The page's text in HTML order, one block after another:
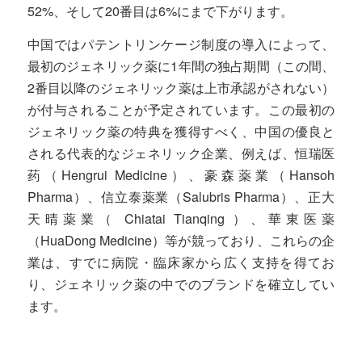
52%、そして20番目は6%にまで下がります。
中国ではパテントリンケージ制度の導入によって、
最初のジェネリック薬に1年間の独占期間（この間、
2番目以降のジェネリック薬は上市承認がされない）
が付与されることが予定されています。この最初の
ジェネリック薬の特典を獲得すべく、中国の優良と
される代表的なジェネリック企業、例えば、恒瑞医
药（Hengrui Medicine）、豪森薬業（Hansoh
Pharma）、信立泰薬業（Salubris Pharma）、正大
天晴薬業（ Chiatai Tianqing ）、華東医薬
（HuaDong Medicine）等が競っており、これらの企
業は、すでに病院・臨床家から広く支持を得てお
り、ジェネリック薬の中でのブランドを確立してい
ます。